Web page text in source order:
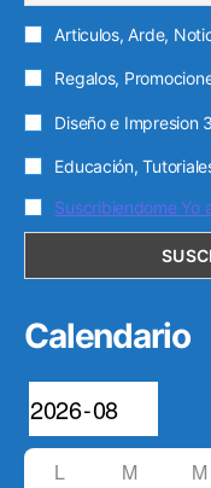
Articulos, Arde,
Regalos,
Diseño e Impresion
Educación,
Suscribiendome Yo
Calendario
L M M